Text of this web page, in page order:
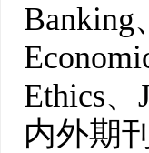
Banking
Ethics、
内外期